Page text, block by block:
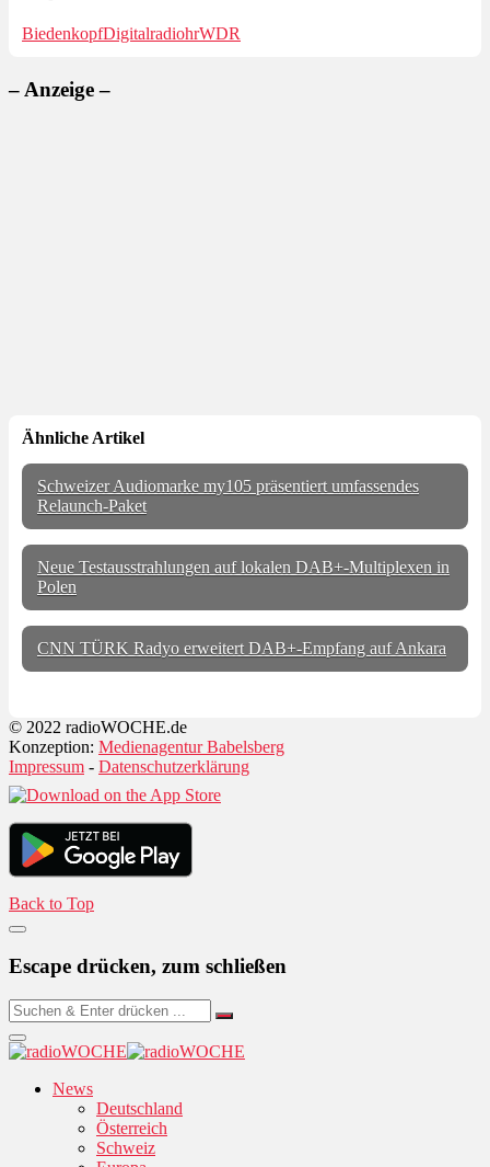
BiedenkopfDigitalradiohrWDR
– Anzeige –
Ähnliche Artikel
Schweizer Audiomarke my105 präsentiert umfassendes
Relaunch-Paket
Neue Testausstrahlungen auf lokalen DAB+-Multiplexen in
Polen
CNN TÜRK Radyo erweitert DAB+-Empfang auf Ankara
© 2022 radioWOCHE.de
Konzeption: Medienagentur Babelsberg
Impressum - Datenschutzerklärung
Back to Top
Escape drücken, zum schließen
News
Deutschland
Österreich
Schweiz